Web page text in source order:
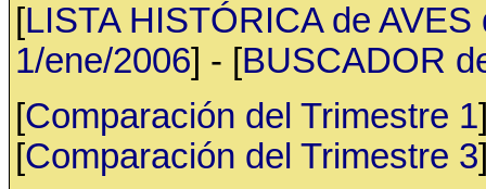
[LISTA HISTÓRICA de
1/ene/2006] - [BUSCADOR
[Comparación del Trimestre 1
[Comparación del Trimestre 3